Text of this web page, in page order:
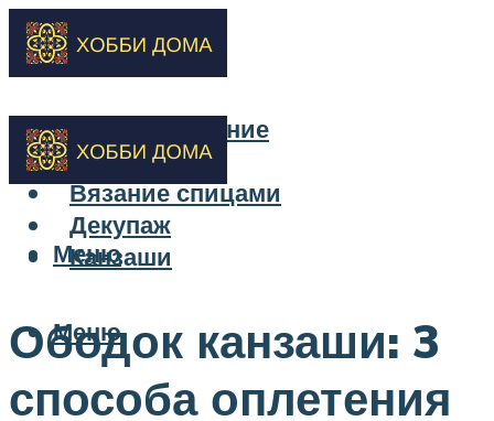
Бисероплетение
Вышивка
Вязание спицами
Декупаж
Канзаши
Меню
Меню
Ободок канзаши: 3
способа оплетения